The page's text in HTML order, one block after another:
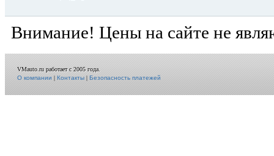
Внимание! Цены на сайте не
VMauto.ru работает с 2005 года.
О компании|Контакты|Безопасность платежей